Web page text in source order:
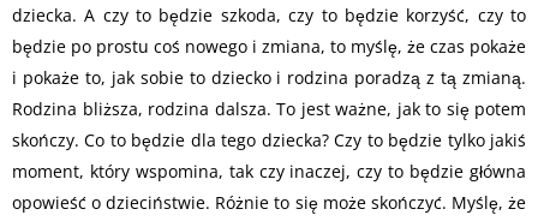
dziecka. A czy to będzie szkoda, czy to będzie korzyść, czy to
będzie po prostu coś nowego i zmiana, to myślę, że czas pokaże
i pokaże to, jak sobie to dziecko i rodzina poradzą z tą zmianą.
Rodzina bliższa, rodzina dalsza. To jest ważne, jak to się potem
skończy. Co to będzie dla tego dziecka? Czy to będzie tylko jakiś
moment, który wspomina, tak czy inaczej, czy to będzie główna
opowieść o dzieciństwie. Różnie to się może skończyć. Myślę, że